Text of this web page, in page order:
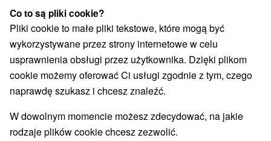
Amfiteatry i kina w przyrodzie
Źródła(2) Parki miejskie i zamkowe(1)
Ośrodek narciarski(4) Obiekty architektoniczne
Rafting, rafting, rafting (3) Miejsca sakralne(1)
Zamki (2) Chaty górskie (3) Skanseny(1)
Jeziora, jeziora, zbiorniki wodne(4)
Zamki, pałace, ruiny
Wieże obserwacyjne i chodniki(2) Wodospady(4)
Zabytki techniki(5) Atrakcje dla dzieci
Co to są pliki cookie?
Pliki cookie to małe pliki tekstowe, które mogą być
wykorzystywane przez strony internetowe w celu
usprawnienia obsługi przez użytkownika. Dzięki plikom
cookie możemy oferować Ci usługi zgodnie z tym, czego
naprawdę szukasz i chcesz znaleźć.
W dowolnym momencie możesz zdecydować, na jakie
rodzaje plików cookie chcesz zezwolić.